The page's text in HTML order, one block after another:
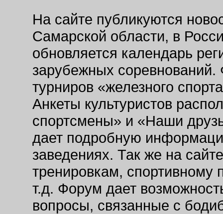
На сайте публикуются
Самарской области, в
обновляется календарь
зарубежных соревнований.
турниров «железного
Анкеты культуристов
спортсмены» и «Наши
дает подробную
заведениях. Так же на
тренировкам, спортивному
т.д. Форум дает
вопросы, связанные с